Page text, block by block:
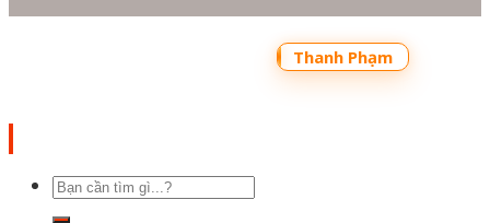
Thanh Phạm
Tìm